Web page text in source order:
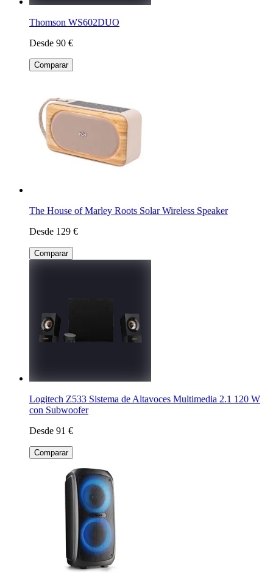
Thomson WS602DUO
Desde 90 €
Comparar
The House of Marley Roots Solar Wireless Speaker
Desde 129 €
Comparar
Logitech Z533 Sistema de Altavoces Multimedia 2.1 120 W
con Subwoofer
Desde 91 €
Comparar